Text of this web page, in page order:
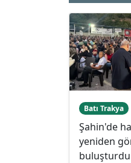
Batı Trakya
Şahin'de
yeniden
buluşturdu